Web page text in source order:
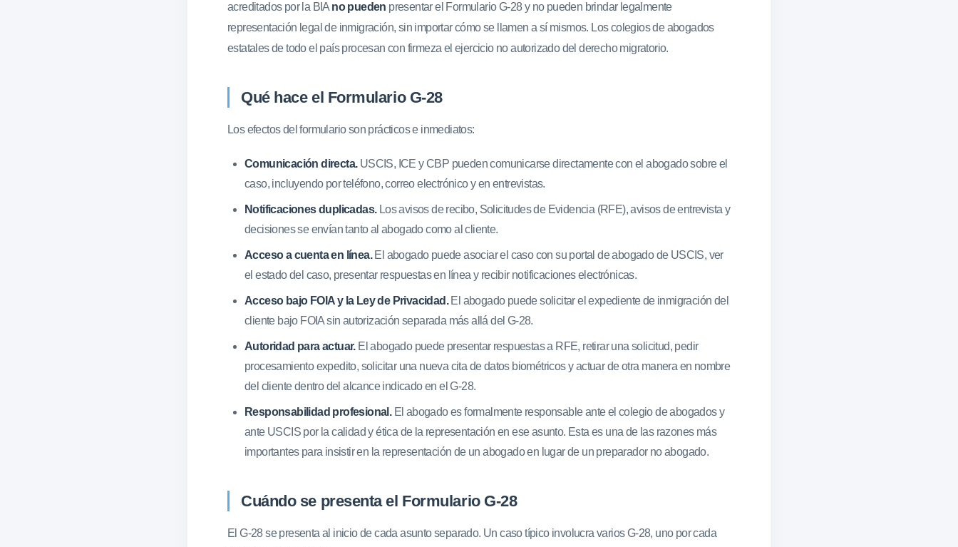
acreditados por la BIA no pueden presentar el Formulario G-28 y no pueden brindar legalmente
representación legal de inmigración, sin importar cómo se llamen a sí mismos. Los colegios de abogados
estatales de todo el país procesan con firmeza el ejercicio no autorizado del derecho migratorio.
Qué hace el Formulario G-28
Los efectos del formulario son prácticos e inmediatos:
Comunicación directa.USCIS, ICE y CBP pueden comunicarse directamente con el abogado sobre el
caso, incluyendo por teléfono, correo electrónico y en entrevistas.
Notificaciones duplicadas.Los avisos de recibo, Solicitudes de Evidencia (RFE), avisos de entrevista y
decisiones se envían tanto al abogado como al cliente.
Acceso a cuenta en línea.El abogado puede asociar el caso con su portal de abogado de USCIS, ver
el estado del caso, presentar respuestas en línea y recibir notificaciones electrónicas.
Acceso bajo FOIA y la Ley de Privacidad.El abogado puede solicitar el expediente de inmigración del
cliente bajo FOIA sin autorización separada más allá del G-28.
Autoridad para actuar.El abogado puede presentar respuestas a RFE, retirar una solicitud, pedir
procesamiento expedito, solicitar una nueva cita de datos biométricos y actuar de otra manera en nombre
del cliente dentro del alcance indicado en el G-28.
Responsabilidad profesional.El abogado es formalmente responsable ante el colegio de abogados y
ante USCIS por la calidad y ética de la representación en ese asunto. Esta es una de las razones más
importantes para insistir en la representación de un abogado en lugar de un preparador no abogado.
Cuándo se presenta el Formulario G-28
El G-28 se presenta al inicio de cada asunto separado. Un caso típico involucra varios G-28, uno por cada